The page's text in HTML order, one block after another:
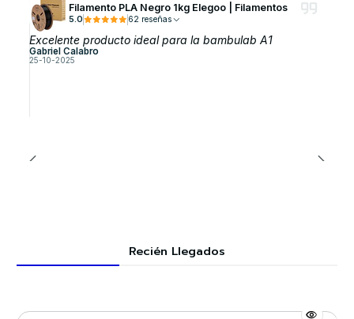
Filamento PLA Negro 1kg Elegoo | Filamentos
5.0 62 reseñas
Excelente producto ideal para la bambulab A1
Gabriel Calabro
25-10-2025
Recién Llegados